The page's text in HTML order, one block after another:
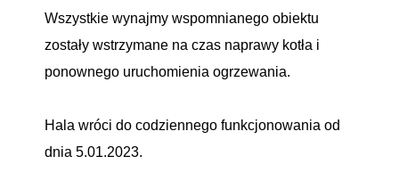
Wszystkie wynajmy wspomnianego obiektu
zostały wstrzymane na czas naprawy kotła i
ponownego uruchomienia ogrzewania.
Hala wróci do codziennego funkcjonowania od
dnia 5.01.2023.